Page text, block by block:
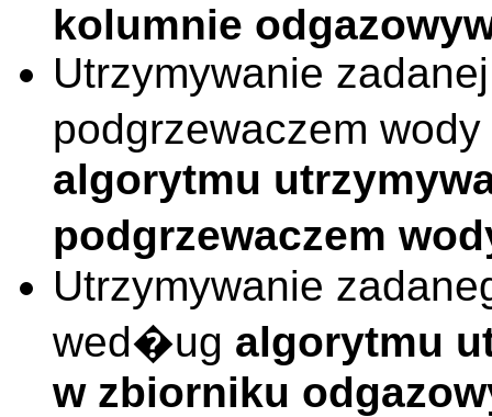
kolumnie
Utrzymywanie
podgrzewaczem
algorytmu
podgrzewaczem
Utrzymywanie
wed�ug algorytmu
w zbiorniku